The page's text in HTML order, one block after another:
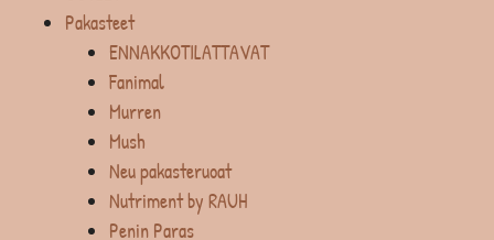
Pakasteet
ENNAKKOTILATTAVAT
Fanimal
Murren
Mush
Neu pakasteruoat
Nutriment by RAUH
Penin Paras